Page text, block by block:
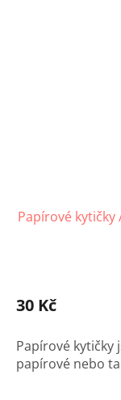
Papírové kytičky
30 Kč
Papírové kytičky
papírové nebo